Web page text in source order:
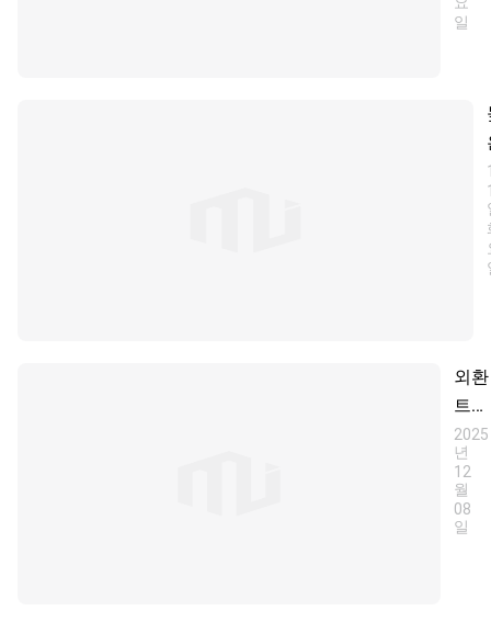
본
일
외환
트레
이딩
가이
드:
외환
2025
년
12
월
08
일